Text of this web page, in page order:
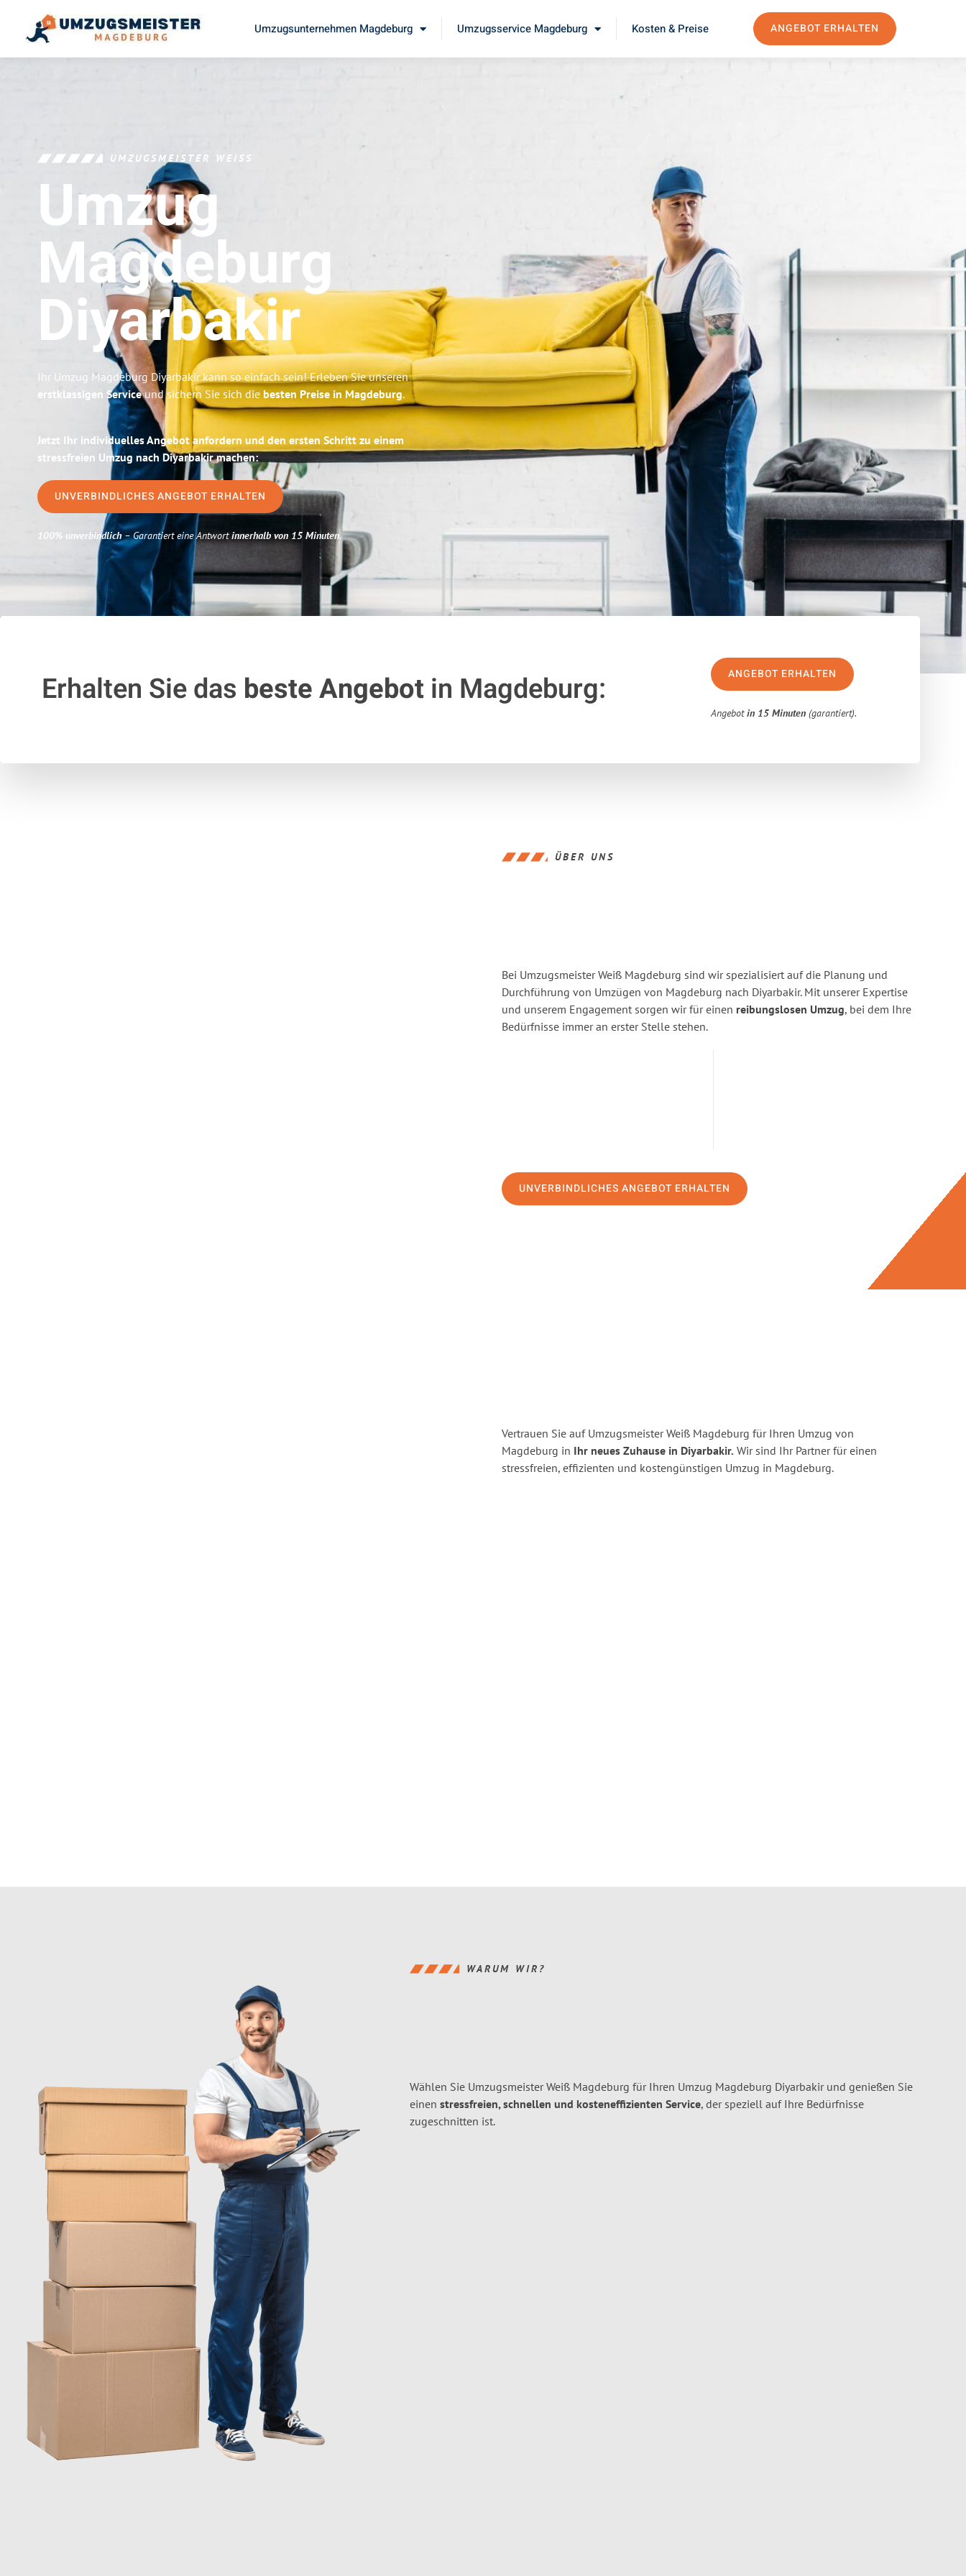
Umzugsunternehmen Magdeburg Umzugsservice Magdeburg Kosten & Preise ANGEBOT ERHALTEN
UMZUGSMEISTER WEISS
Umzug
Magdeburg
Diyarbakir
Ihr Umzug Magdeburg Diyarbakir kann so einfach sein! Erleben Sie unseren
erstklassigen Serviceund sichern Sie sich die besten Preise in Magdeburg.
Jetzt Ihr individuelles Angebot anfordern und den ersten Schritt zu einem
stressfreien Umzug nach Diyarbakir machen:
UNVERBINDLICHES ANGEBOT ERHALTEN
100% unverbindlich– Garantiert eine Antwortinnerhalb von 15 Minuten.
Erhalten Sie das beste Angebotin Magdeburg: ANGEBOT ERHALTEN
Angebotin 15 Minuten (garantiert).
ÜBER UNS
Bei Umzugsmeister Weiß Magdeburg sind wir spezialisiert auf die Planung und
Durchführung von Umzügen von Magdeburg nach Diyarbakir. Mit unserer Expertise
und unserem Engagement sorgen wir für einen reibungslosen Umzug, bei dem Ihre
Bedürfnisse immer an erster Stelle stehen.
UNVERBINDLICHES ANGEBOT ERHALTEN
Vertrauen Sie auf Umzugsmeister Weiß Magdeburg für Ihren Umzug von
Magdeburg in Ihr neues Zuhause in Diyarbakir. Wir sind Ihr Partner für einen
stressfreien, effizienten und kostengünstigen Umzug in Magdeburg.
WARUM WIR?
Wählen Sie Umzugsmeister Weiß Magdeburg für Ihren Umzug Magdeburg Diyarbakir und genießen Sie
einen stressfreien, schnellen und kosteneffizienten Service, der speziell auf Ihre Bedürfnisse
zugeschnitten ist.